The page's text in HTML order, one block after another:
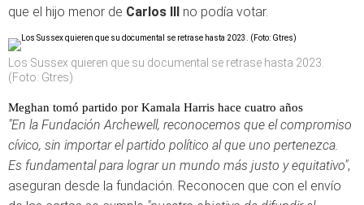
que el hijo menor de Carlos III no podía votar.
Los Sussex quieren que su documental se retrase hasta 2023.
(Foto: Gtres)
Meghan tomó partido por Kamala Harris hace cuatro años
"En la Fundación Archewell, reconocemos que el compromiso
cívico, sin importar el partido político al que uno pertenezca.
Es fundamental para lograr un mundo más justo y equitativo",
aseguran desde la fundación. Reconocen que con el envío